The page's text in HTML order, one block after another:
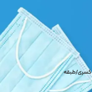
کسری/طبقه